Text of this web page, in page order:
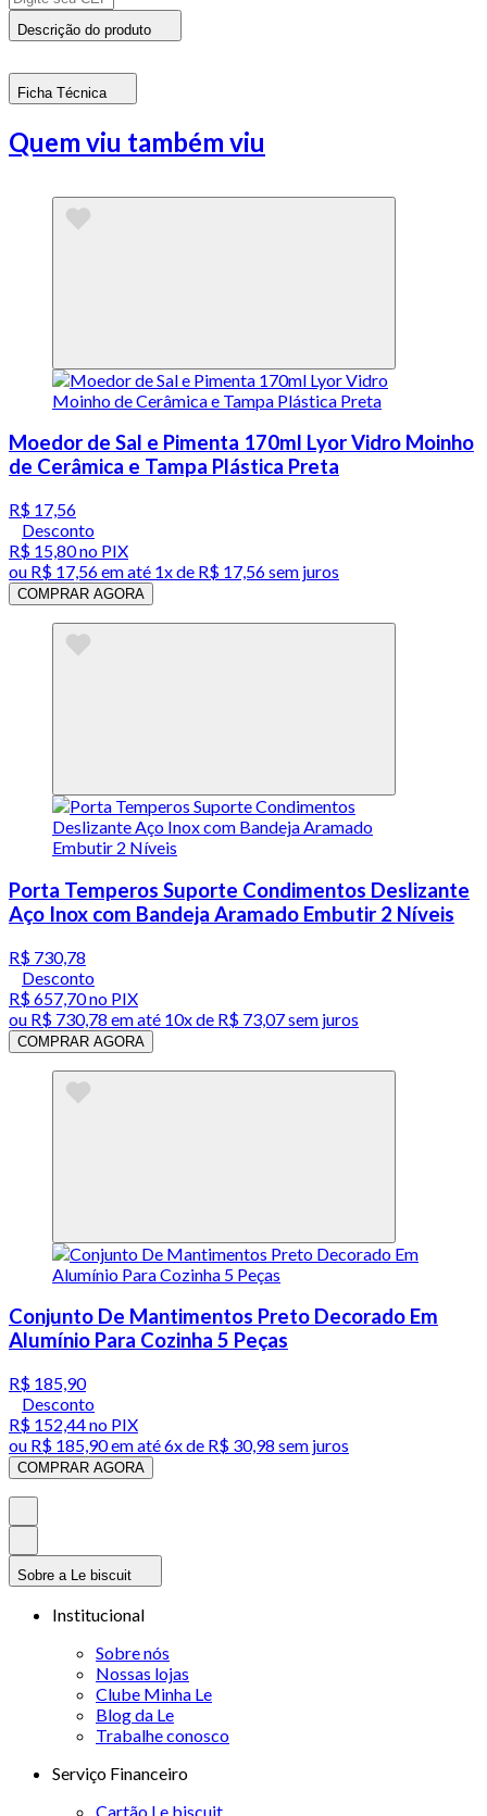
Descrição do produto
Ficha Técnica
Quem viu também viu
Moedor de Sal e Pimenta 170ml Lyor Vidro Moinho
de Cerâmica e Tampa Plástica Preta
R$ 17,56
Desconto
R$ 15,80no PIX
ou R$ 17,56em até 1x de R$ 17,56sem juros
COMPRAR AGORA
Porta Temperos Suporte Condimentos Deslizante
Aço Inox com Bandeja Aramado Embutir 2 Níveis
R$ 730,78
Desconto
R$ 657,70no PIX
ou R$ 730,78 em até 10x de R$ 73,07 sem juros
COMPRAR AGORA
Conjunto De Mantimentos Preto Decorado Em
Alumínio Para Cozinha 5 Peças
R$ 185,90
Desconto
R$ 152,44no PIX
ou R$ 185,90em até6x de R$ 30,98 sem juros
COMPRAR AGORA
Sobre a Le biscuit
Institucional
Sobre nós
Nossas lojas
Clube Minha Le
Blog da Le
Trabalhe conosco
Serviço Financeiro
Cartão Le biscuit